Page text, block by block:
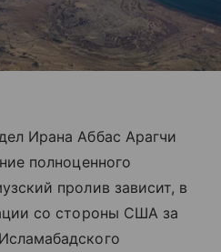
Ирана Аббас Арагчи
полноценного
пролив зависит, в
со стороны США за